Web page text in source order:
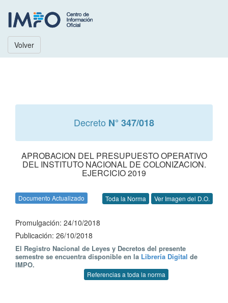
Volver
Decreto N° 347/018
APROBACION DEL PRESUPUESTO OPERATIVO
DEL INSTITUTO NACIONAL DE COLONIZACION.
EJERCICIO 2019
Documento Actualizado Toda la Norma Ver Imagen del D.O.
Promulgación: 24/10/2018
Publicación: 26/10/2018
El Registro Nacional de Leyes y Decretos del presente
semestre se encuentra disponible en la Librería Digital de
IMPO.
Referencias a toda la norma